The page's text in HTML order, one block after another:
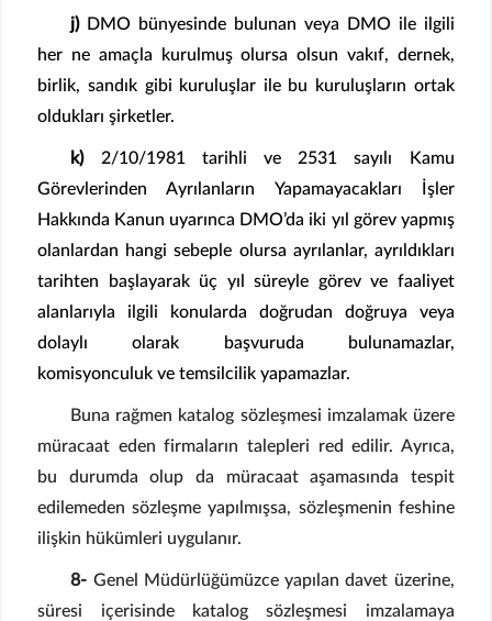
j) DMO bünyesinde bulunan veya DMO ile ilgili
her ne amaçla kurulmuş olursa olsun vakıf, dernek,
birlik, sandık gibi kuruluşlar ile bu kuruluşların ortak
oldukları şirketler.
k) 2/10/1981 tarihli ve 2531 sayılı Kamu
Görevlerinden Ayrılanların Yapamayacakları İşler
Hakkında Kanun uyarınca DMO’da iki yıl görev yapmış
olanlardan hangi sebeple olursa ayrılanlar, ayrıldıkları
tarihten başlayarak üç yıl süreyle görev ve faaliyet
alanlarıyla ilgili konularda doğrudan doğruya veya
dolaylı olarak başvuruda bulunamazlar,
komisyonculuk ve temsilcilik yapamazlar.
Buna rağmen katalog sözleşmesi imzalamak üzere
müracaat eden firmaların talepleri red edilir. Ayrıca,
bu durumda olup da müracaat aşamasında tespit
edilemeden sözleşme yapılmışsa, sözleşmenin feshine
ilişkin hükümleri uygulanır.
8- Genel Müdürlüğümüzce yapılan davet üzerine,
süresi içerisinde katalog sözleşmesi imzalamaya